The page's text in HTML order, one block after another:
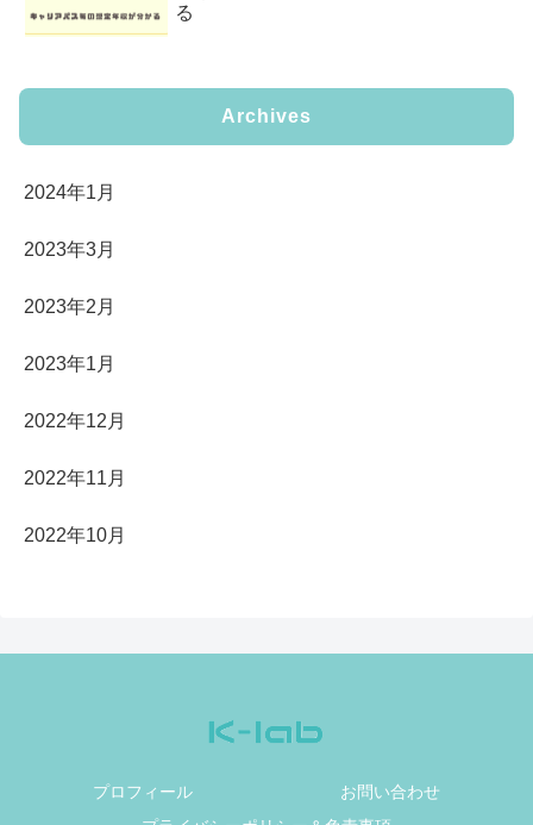
る
Archives
2024年1月
2023年3月
2023年2月
2023年1月
2022年12月
2022年11月
2022年10月
プロフィール
お問い合わせ